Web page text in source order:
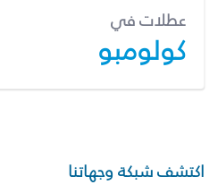
عطلات في
كولومبو
اكتشف شبكة وجهاتنا